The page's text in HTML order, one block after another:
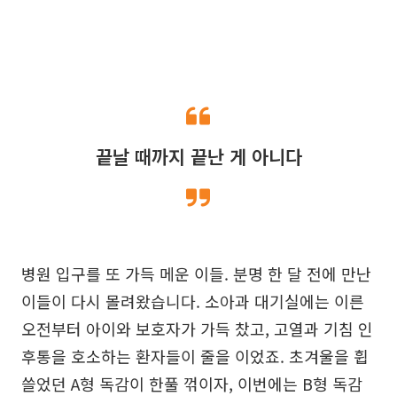
끝날 때까지 끝난 게 아니다
병원 입구를 또 가득 메운 이들. 분명 한 달 전에 만난
이들이 다시 몰려왔습니다. 소아과 대기실에는 이른
오전부터 아이와 보호자가 가득 찼고, 고열과 기침 인
후통을 호소하는 환자들이 줄을 이었죠. 초겨울을 휩
쓸었던 A형 독감이 한풀 꺾이자, 이번에는 B형 독감